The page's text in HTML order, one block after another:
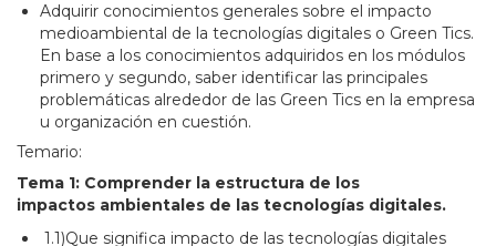
Adquirir conocimientos generales sobre el impacto
medioambiental de la tecnologías digitales o Green Tics.
En base a los conocimientos adquiridos en los módulos
primero y segundo, saber identificar las principales
problemáticas alrededor de las Green Tics en la empresa
u organización en cuestión.
Temario:
Tema 1: Comprender la estructura de los
impactos ambientales de las tecnologías digitales.
1.1)Que significa impacto de las tecnologías digitales